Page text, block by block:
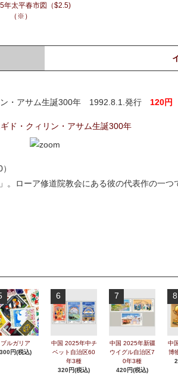
年太平春市図（$2.5)
（※）
ン・アサム生誕300年 1992.8.1.発行 120円
。ローア修道院教会にある彼の代表作の一つ
ブルガリア
300円(税込)
6
中国 2025年中チ
ベット自治区60
年3種
320円(税込)
7
中国 2025年新疆
ウイグル自治区7
0年3種
420円(税込)
8
中
博